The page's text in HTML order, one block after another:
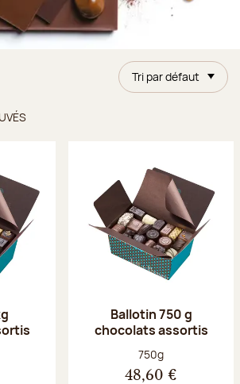
Tri par défaut
:
Ballotin 750 g
chocolats assortis
Poids net :
750g
48,60 €